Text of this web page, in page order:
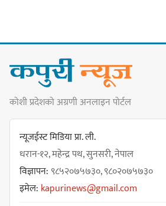
कार्यसम्पादनमा
धरान
चुल्हो निभ्दा
कोशी प्रदेशको अग्रणी अनलाइन पोर्टल
न्यूजईस्ट मिडिया प्रा. ली.
धरान-१२, महेन्द्र पथ, सुनसरी, नेपाल
विज्ञापन:९८५२०७५७३०, ९८०२०७५७३०
इमेल: kapurinews@gmail.com